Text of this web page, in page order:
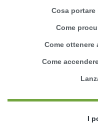
Cosa
Come
Come ottenere
Come
I